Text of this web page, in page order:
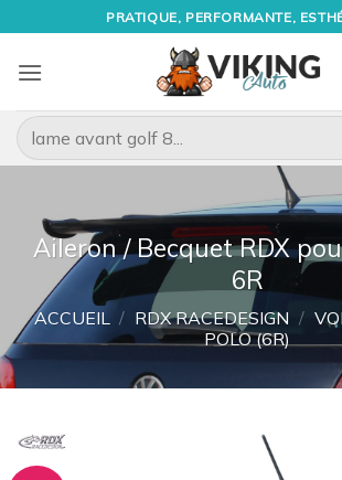
au
contenu
PRATIQUE, PERFORMANTE,
Recherche
pour :
Aileron / Becquet RDX
6R
ACCUEIL / RDX RACEDESIGN /
POLO (6R)